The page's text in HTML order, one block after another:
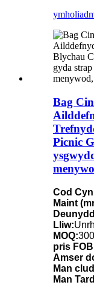
ymholiad
Bag
Picnic
Cod
Maint
Lliw:
MOQ:
pris
Amser
Man
Man